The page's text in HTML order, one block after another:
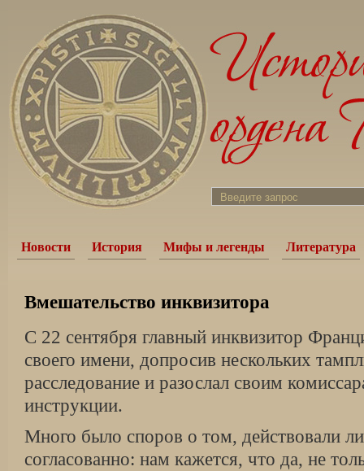
Новости История Мифы и легенды Литература
Вмешательство инквизитора
С 22 сентября главный инквизитор
своего имени, допросив нескольких
расследование и разослал своим
инструкции.
Много было споров о том, действовали
согласованно: нам кажется, что да, не